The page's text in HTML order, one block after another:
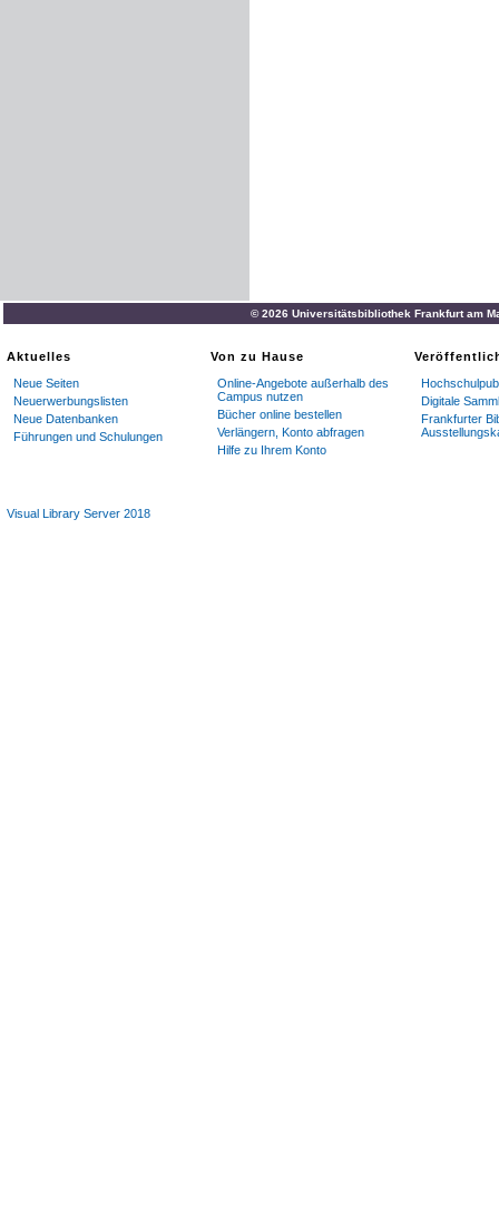
© 2026 Universitätsbibliothek Frankfurt am
Aktuelles
Neue Seiten
Neuerwerbungslisten
Neue Datenbanken
Führungen und Schulungen
Von zu Hause
Online-Angebote außerhalb des
Campus nutzen
Bücher online bestellen
Verlängern, Konto abfragen
Hilfe zu Ihrem Konto
Digitale
Frankfurter
Visual Library Server 2018